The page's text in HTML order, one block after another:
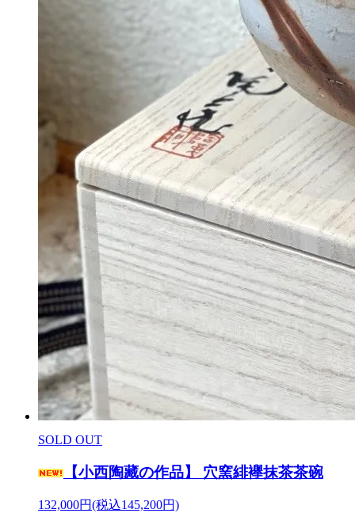
SOLD OUT
【小西陶藏の作品】 穴窯緋襷抹茶茶碗
132,000円(税込145,200円)